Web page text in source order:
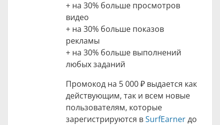
+ на 30% больше просмотров
видео
+ на 30% больше показов
рекламы
+ на 30% больше выполнений
любых заданий
Промокод на 5 000 ₽ выдается как
действующим, так и всем новые
пользователям, которые
зарегистрируются вSurfEarnerдо